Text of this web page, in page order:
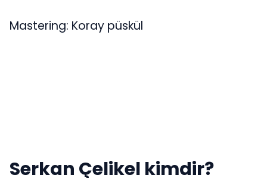
Mastering: Koray püskül
Serkan Çelikel kimdir?